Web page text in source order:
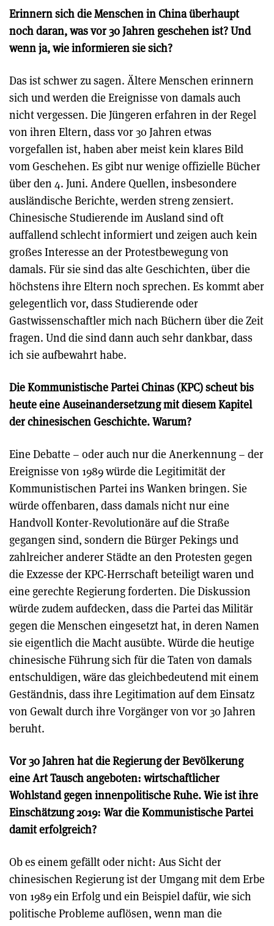
Erinnern sich die Menschen in China überhaupt
noch daran, was vor 30 Jahren geschehen ist? Und
wenn ja, wie informieren sie sich?
Das ist schwer zu sagen. Ältere Menschen erinnern
sich und werden die Ereignisse von damals auch
nicht vergessen. Die Jüngeren erfahren in der Regel
von ihren Eltern, dass vor 30 Jahren etwas
vorgefallen ist, haben aber meist kein klares Bild
vom Geschehen. Es gibt nur wenige offizielle Bücher
über den 4. Juni. Andere Quellen, insbesondere
ausländische Berichte, werden streng zensiert.
Chinesische Studierende im Ausland sind oft
auffallend schlecht informiert und zeigen auch kein
großes Interesse an der Protestbewegung von
damals. Für sie sind das alte Geschichten, über die
höchstens ihre Eltern noch sprechen. Es kommt aber
gelegentlich vor, dass Studierende oder
Gastwissenschaftler mich nach Büchern über die Zeit
fragen. Und die sind dann auch sehr dankbar, dass
ich sie aufbewahrt habe.
Die Kommunistische Partei Chinas (KPC) scheut bis
heute eine Auseinandersetzung mit diesem Kapitel
der chinesischen Geschichte. Warum?
Eine Debatte – oder auch nur die Anerkennung – der
Ereignisse von 1989 würde die Legitimität der
Kommunistischen Partei ins Wanken bringen. Sie
würde offenbaren, dass damals nicht nur eine
Handvoll Konter-Revolutionäre auf die Straße
gegangen sind, sondern die Bürger Pekings und
zahlreicher anderer Städte an den Protesten gegen
die Exzesse der KPC-Herrschaft beteiligt waren und
eine gerechte Regierung forderten. Die Diskussion
würde zudem aufdecken, dass die Partei das Militär
gegen die Menschen eingesetzt hat, in deren Namen
sie eigentlich die Macht ausübte. Würde die heutige
chinesische Führung sich für die Taten von damals
entschuldigen, wäre das gleichbedeutend mit einem
Geständnis, dass ihre Legitimation auf dem Einsatz
von Gewalt durch ihre Vorgänger von vor 30 Jahren
beruht.
Vor 30 Jahren hat die Regierung der Bevölkerung
eine Art Tausch angeboten: wirtschaftlicher
Wohlstand gegen innenpolitische Ruhe. Wie ist ihre
Einschätzung 2019: War die Kommunistische Partei
damit erfolgreich?
Ob es einem gefällt oder nicht: Aus Sicht der
chinesischen Regierung ist der Umgang mit dem Erbe
von 1989 ein Erfolg und ein Beispiel dafür, wie sich
politische Probleme auflösen, wenn man die